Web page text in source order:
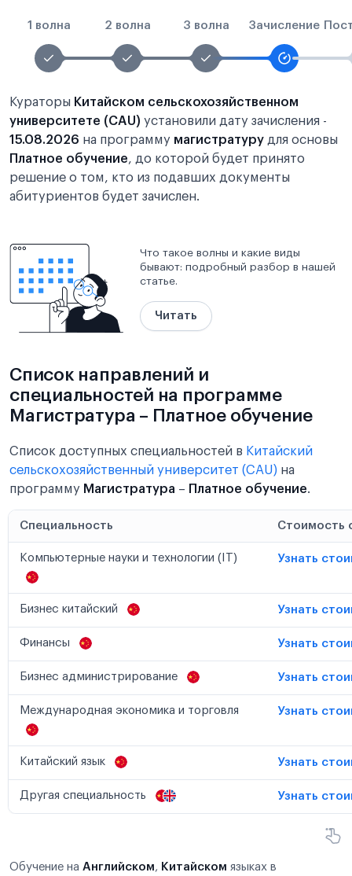
1 волна 2 волна 3 волна Зачисление
Кураторы Китайском сельскохозяйственном
университете (CAU) установили дату зачисления -
15.08.2026 на программу магистратуру для основы
Платное обучение, до которой будет принято
решение о том, кто из подавших документы
абитуриентов будет зачислен.
Что такое волны и какие виды
бывают: подробный разбор в нашей
статье.
Читать
Список направлений и
специальностей на программе
Магистратура – Платное обучение
Список доступных специальностей в Китайский
сельскохозяйственный университет (CAU) на
программу Магистратура – Платное обучение.
Специальность Стоимость
Компьютерные науки и технологии (IT) Узнать
Бизнес китайский Узнать
Финансы Узнать
Бизнес администрирование Узнать
Международная экономика и торговля Узнать
Китайский язык Узнать
Другая специальность Узнать
Обучение на Английском, Китайском языках в